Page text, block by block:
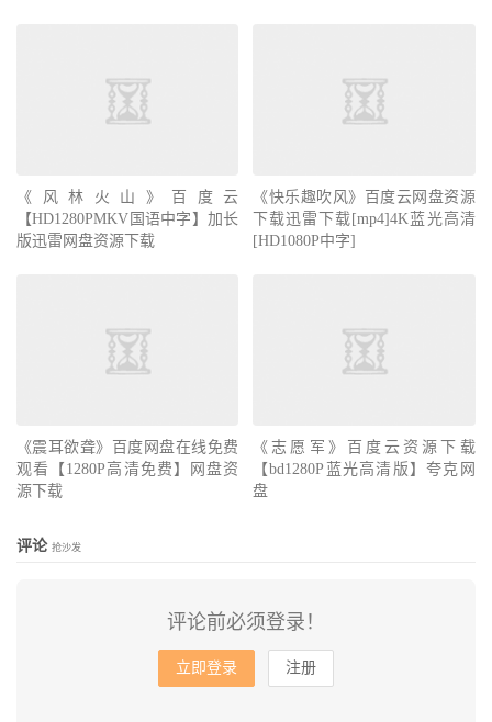
《风林火山》百度云
【HD1280PMKV国语中字】加长
版迅雷网盘资源下载
《快乐趣吹风》百度云网盘资源
下载迅雷下载[mp4]4K蓝光高清
[HD1080P中字]
《震耳欲聋》百度网盘在线免费
观看【1280P高清免费】网盘资
源下载
《志愿军》百度云资源下载
【bd1280P蓝光高清版】夸克网
盘
评论 抢沙发
评论前必须登录！
立即登录 注册